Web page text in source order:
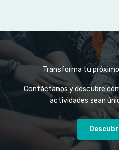
Transforma tu
Contáctanos y descubre
actividades sean